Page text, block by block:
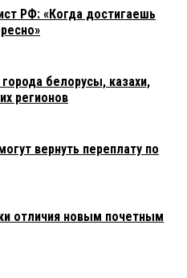
РФ: «Когда достигаешь
белорусы, казахи,
регионов
вернуть переплату по
отличия новым почетным